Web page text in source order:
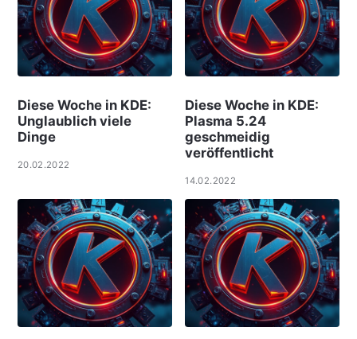
Diese Woche in KDE:
Unglaublich viele
Dinge
20.02.2022
Diese Woche in KDE:
Plasma 5.24
geschmeidig
veröffentlicht
14.02.2022